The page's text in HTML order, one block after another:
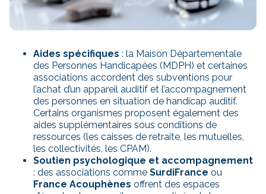
Aides spécifiques : la Maison Départementale
des Personnes Handicapées (MDPH) et certaines
associations accordent des subventions pour
l’achat d’un appareil auditif et l’accompagnement
des personnes en situation de handicap auditif.
Certains organismes proposent également des
aides supplémentaires sous conditions de
ressources (les caisses de retraite, les mutuelles,
les collectivités, les CPAM).
Soutien psychologique et accompagnement
: des associations comme SurdiFrance ou
France Acouphènes offrent des espaces